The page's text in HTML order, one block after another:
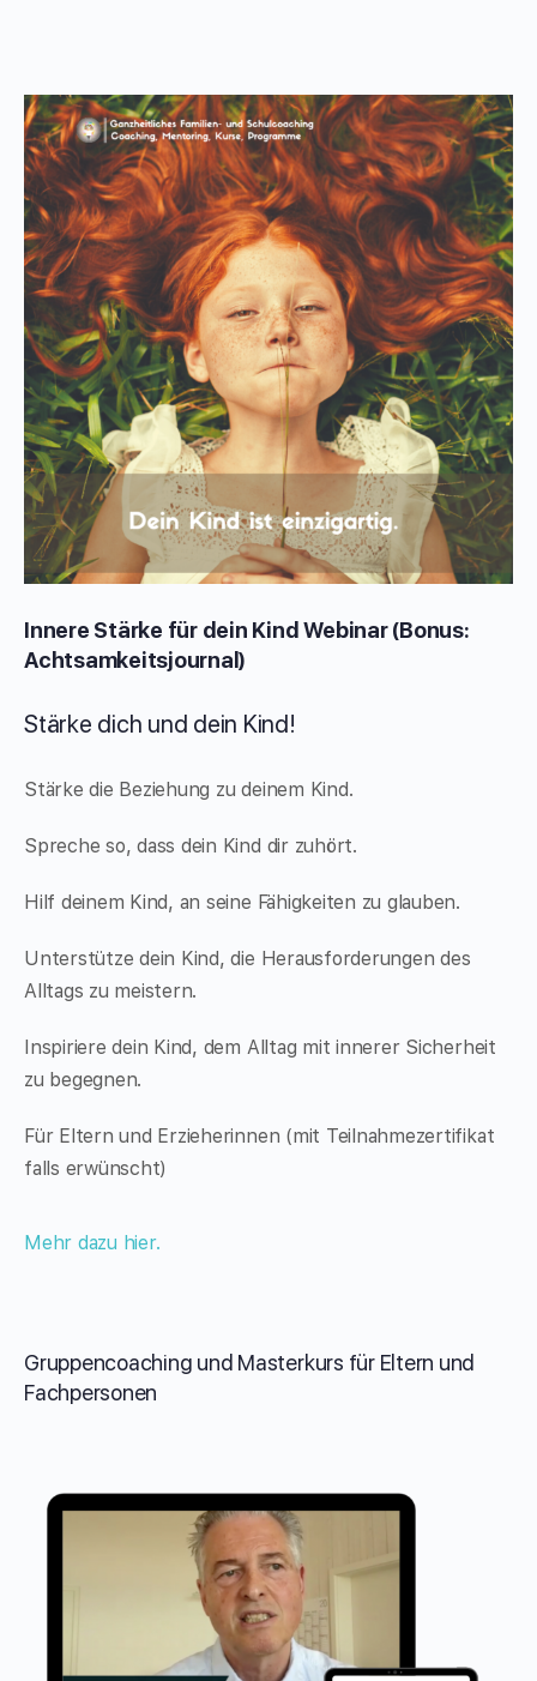
Innere Stärke für dein Kind Webinar (Bonus:
Achtsamkeitsjournal)
Stärke dich und dein Kind!
Stärke die Beziehung zu deinem Kind.
Spreche so, dass dein Kind dir zuhört.
Hilf deinem Kind, an seine Fähigkeiten zu glauben.
Unterstütze dein Kind, die Herausforderungen des
Alltags zu meistern.
Inspiriere dein Kind, dem Alltag mit innerer Sicherheit
zu begegnen.
Für Eltern und Erzieherinnen (mit Teilnahmezertifikat
falls erwünscht)
Mehr dazu hier.
Gruppencoaching und Masterkurs für Eltern und
Fachpersonen